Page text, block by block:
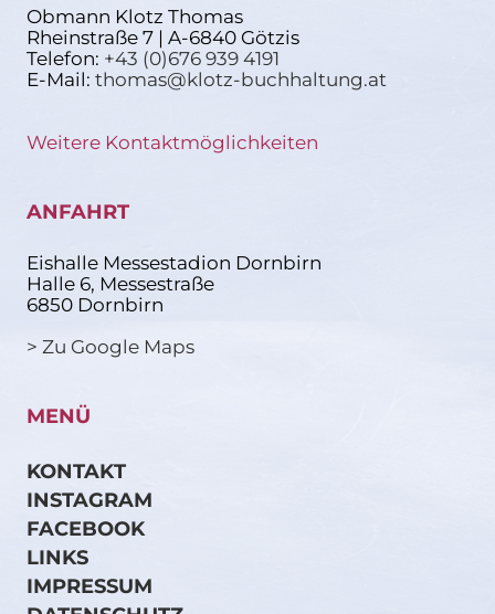
Obmann Klotz Thomas
Rheinstraße 7 | A-6840 Götzis
Telefon: +43 (0)676 939 4191
E-Mail: thomas@klotz-buchhaltung.at
Weitere Kontaktmöglichkeiten
ANFAHRT
Eishalle Messestadion Dornbirn
Halle 6, Messestraße
6850 Dornbirn
> Zu Google Maps
MENÜ
KONTAKT
INSTAGRAM
FACEBOOK
LINKS
IMPRESSUM